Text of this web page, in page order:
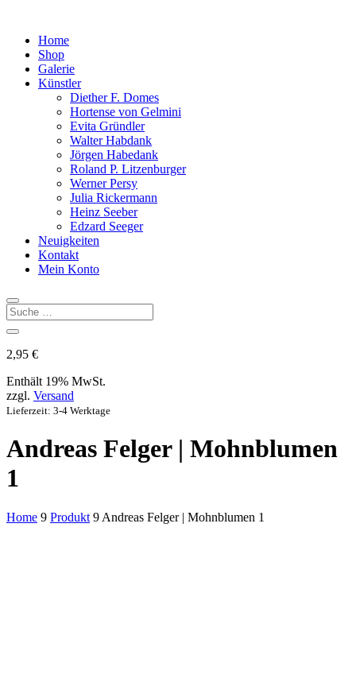
Home
Shop
Galerie
Künstler
Diether F. Domes
Hortense von Gelmini
Evita Gründler
Walter Habdank
Jörgen Habedank
Roland P. Litzenburger
Werner Persy
Julia Rickermann
Heinz Seeber
Edzard Seeger
Neuigkeiten
Kontakt
Mein Konto
2,95 €
Enthält 19% MwSt.
zzgl. Versand
Lieferzeit: 3-4 Werktage
Andreas Felger | Mohnblumen
1
Home 9 Produkt 9 Andreas Felger | Mohnblumen 1